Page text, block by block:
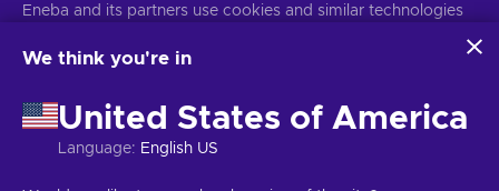
配信停止はいつでも可能です。詳しくは個人情報保護方針をご覧くださ
Eneba and its partners use cookies and similar technologies
website. We use this information to enhance content,
may also be used for ads personalization.
By clicking 'Accept all', you consent to the use of these
technologies by Eneba and its partners. You can adjust your
We think you're in
United States of America
Language: English US